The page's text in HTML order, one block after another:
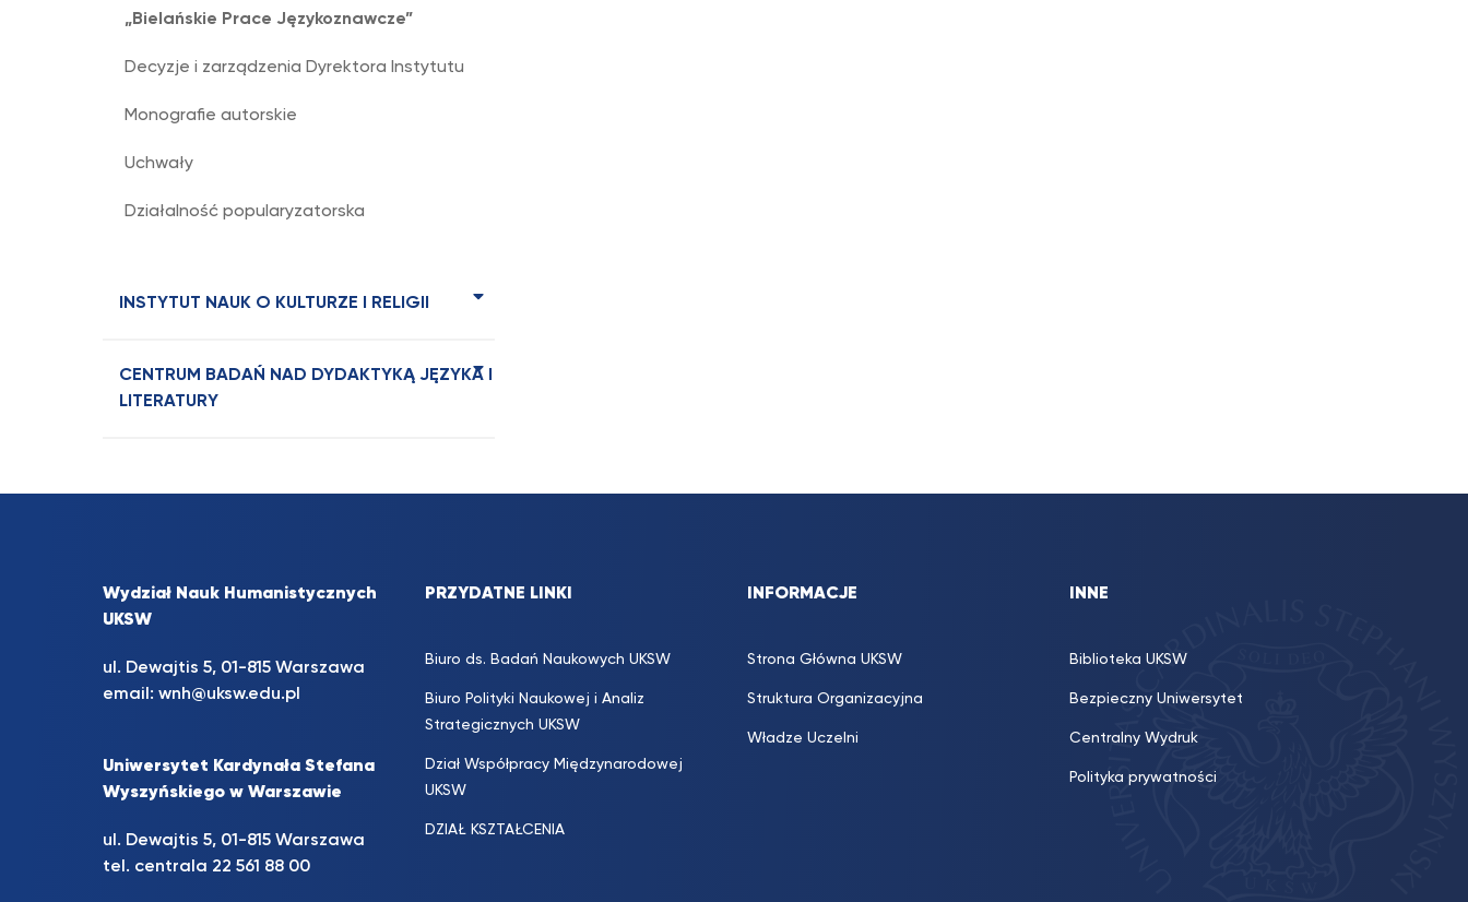
„Bielańskie Prace Językoznawcze”
Decyzje i zarządzenia Dyrektora Instytutu
Monografie autorskie
Uchwały
Działalność popularyzatorska
INSTYTUT NAUK O KULTURZE I RELIGII
CENTRUM BADAŃ NAD DYDAKTYKĄ JĘZYKA I
LITERATURY
Wydział Nauk Humanistycznych
UKSW
ul. Dewajtis 5, 01-815 Warszawa
email: wnh@uksw.edu.pl
Uniwersytet Kardynała Stefana
Wyszyńskiego w Warszawie
ul. Dewajtis 5, 01-815 Warszawa
tel. centrala 22 561 88 00
PRZYDATNE LINKI
Biuro ds. Badań Naukowych UKSW
Biuro Polityki Naukowej i Analiz
Strategicznych UKSW
Dział Współpracy Międzynarodowej
UKSW
DZIAŁ KSZTAŁCENIA
INFORMACJE
Strona Główna UKSW
Struktura Organizacyjna
Władze Uczelni
INNE
Biblioteka UKSW
Bezpieczny Uniwersytet
Centralny Wydruk
Polityka prywatności